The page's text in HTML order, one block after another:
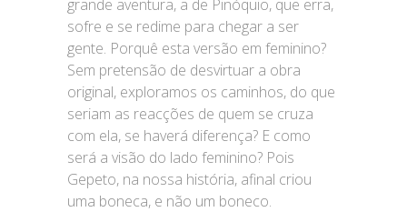
grande aventura, a de Pinóquio, que erra,
sofre e se redime para chegar a ser
gente. Porquê esta versão em feminino?
Sem pretensão de desvirtuar a obra
original, exploramos os caminhos, do que
seriam as reacções de quem se cruza
com ela, se haverá diferença? E como
será a visão do lado feminino? Pois
Gepeto, na nossa história, afinal criou
uma boneca, e não um boneco.